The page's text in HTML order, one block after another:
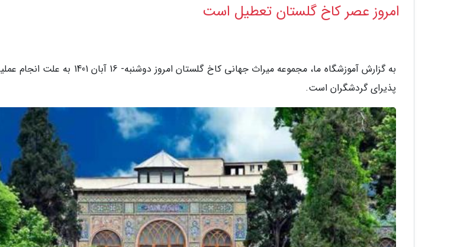
امروز عصر کاخ گلستان تعطیل است
پذیرای گردشگران است.